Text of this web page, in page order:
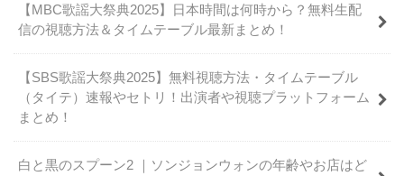
【MBC歌謡大祭典2025】日本時間は何時から？無料生配
信の視聴方法＆タイムテーブル最新まとめ！
【SBS歌謡大祭典2025】無料視聴方法・タイムテーブル
（タイテ）速報やセトリ！出演者や視聴プラットフォーム
まとめ！
白と黒のスプーン2 ｜ソンジョンウォンの年齢やお店はど